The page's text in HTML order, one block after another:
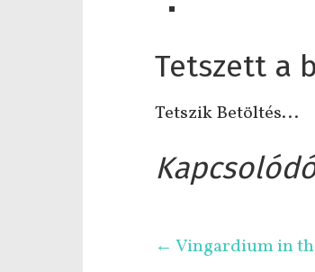
Tetszett a
TetszikBetöltés...
← Vingardium in